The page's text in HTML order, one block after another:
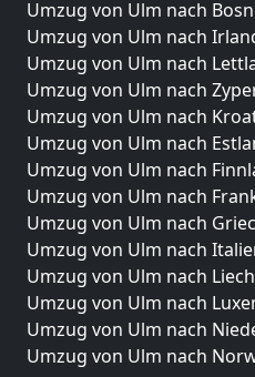
Umzug von Ulm nach
Umzug von Ulm nach
Umzug von Ulm nach
Umzug von Ulm nach
Umzug von Ulm nach
Umzug von Ulm nach
Umzug von Ulm nach
Umzug von Ulm nach
Umzug von Ulm nach
Umzug von Ulm nach
Umzug von Ulm nach
Umzug von Ulm nach
Umzug von Ulm nach
Umzug von Ulm nach